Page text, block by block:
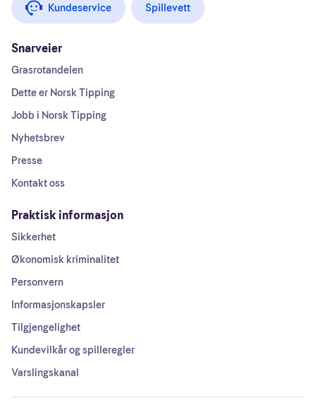
Kundeservice Spillevett
Snarveier
Grasrotandelen
Dette er Norsk Tipping
Jobb i Norsk Tipping
Nyhetsbrev
Presse
Kontakt oss
Praktisk informasjon
Sikkerhet
Økonomisk kriminalitet
Personvern
Informasjonskapsler
Tilgjengelighet
Kundevilkår og spilleregler
Varslingskanal